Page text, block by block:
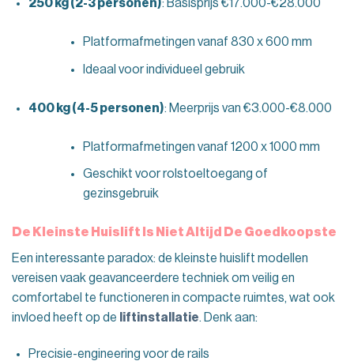
250 kg (2-3 personen): Basisprijs €17.000-€28.000
Platformafmetingen vanaf 830 x 600 mm
Ideaal voor individueel gebruik
400 kg (4-5 personen): Meerprijs van €3.000-€8.000
Platformafmetingen vanaf 1200 x 1000 mm
Geschikt voor rolstoeltoegang of
gezinsgebruik
De Kleinste Huislift Is Niet Altijd De Goedkoopste
Een interessante paradox: de kleinste huislift modellen
vereisen vaak geavanceerdere techniek om veilig en
comfortabel te functioneren in compacte ruimtes, wat ook
invloed heeft op de liftinstallatie. Denk aan:
Precisie-engineering voor de rails